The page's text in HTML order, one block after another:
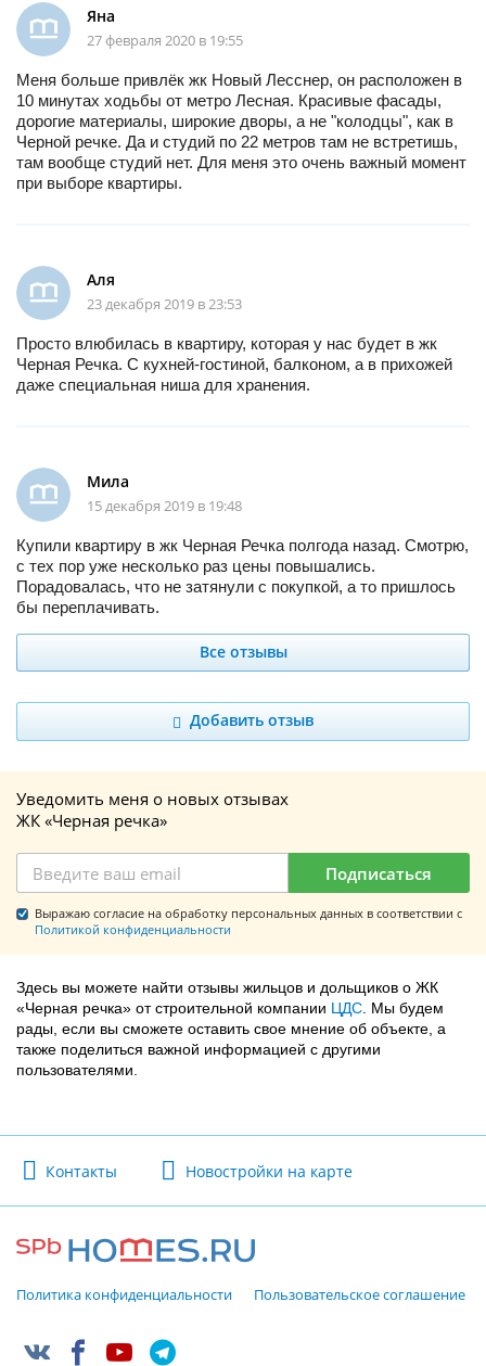
Яна
27 февраля 2020 в 19:55
Меня больше привлёк жк Новый Лесснер, он расположен в
10 минутах ходьбы от метро Лесная. Красивые фасады,
дорогие материалы, широкие дворы, а не "колодцы", как в
Черной речке. Да и студий по 22 метров там не встретишь,
там вообще студий нет. Для меня это очень важный момент
при выборе квартиры.
Аля
23 декабря 2019 в 23:53
Просто влюбилась в квартиру, которая у нас будет в жк
Черная Речка. С кухней-гостиной, балконом, а в прихожей
даже специальная ниша для хранения.
Мила
15 декабря 2019 в 19:48
Купили квартиру в жк Черная Речка полгода назад. Смотрю,
с тех пор уже несколько раз цены повышались.
Порадовалась, что не затянули с покупкой, а то пришлось
бы переплачивать.
Все отзывы
Добавить отзыв
Уведомить меня о новых отзывах
ЖК «Черная речка»
Подписаться
Выражаю согласие на обработку персональных данных в соответствии с
Политикой конфиденциальности
Здесь вы можете найти отзывы жильцов и дольщиков о ЖК
«Черная речка» от строительной компании ЦДС. Мы будем
рады, если вы сможете оставить свое мнение об объекте, а
также поделиться важной информацией с другими
пользователями.
Контакты Новостройки на карте
Политика конфиденциальности Пользовательское соглашение